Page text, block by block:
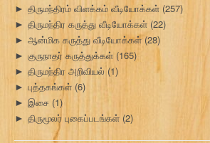
► திருமந்திரம் விளக்கம் வீடியோக்கள் (257)
► திருமந்திர கருத்து வீடியோக்கள் (22)
► ஆன்மிக கருத்து வீடியோக்கள்(28)
► குருநாதர் கருத்துக்கள் (165)
► திருமந்திர அறிவியல் (1)
► புத்தகங்கள் (6)
► இசை (1)
► திருமூலர் புகைப்படங்கள் (2)